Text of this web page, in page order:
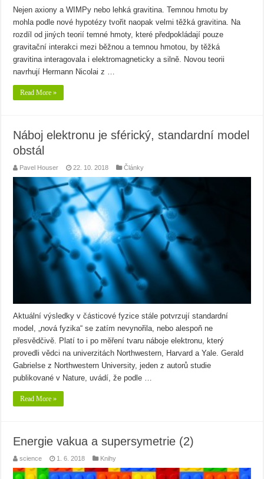
Nejen axiony a WIMPy nebo lehká gravitina. Temnou hmotu by
mohla podle nové hypotézy tvořit naopak velmi těžká gravitina. Na
rozdíl od jiných teorií temné hmoty, které předpokládají pouze
gravitační interakci mezi běžnou a temnou hmotou, by těžká
gravitina interagovala i elektromagneticky a silně. Novou teorii
navrhují Hermann Nicolai z …
Read More »
Náboj elektronu je sférický, standardní model
obstál
Pavel Houser 22. 10. 2018 Články
Aktuální výsledky v částicové fyzice stále potvrzují standardní
model, „nová fyzika“ se zatím nevynořila, nebo alespoň ne
přesvědčivě. Platí to i po měření tvaru náboje elektronu, který
provedli vědci na univerzitách Northwestern, Harvard a Yale. Gerald
Gabrielse z Northwestern University, jeden z autorů studie
publikované v Nature, uvádí, že podle …
Read More »
Energie vakua a supersymetrie (2)
science 1. 6. 2018 Knihy